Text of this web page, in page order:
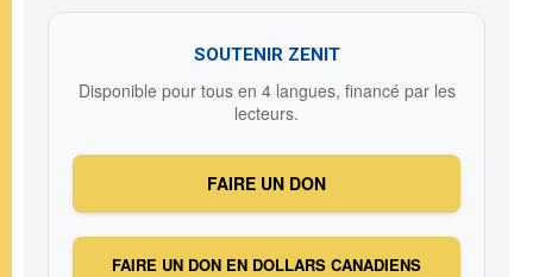
SOUTENIR ZENIT
Disponible pour tous en 4 langues, financé par les
lecteurs.
FAIRE UN DON
FAIRE UN DON EN DOLLARS CANADIENS